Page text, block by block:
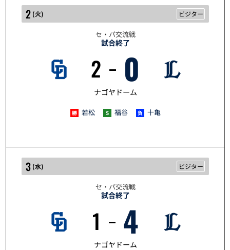
6/2
2 (火) ビジター
セ・パ交流戦
試合終了
2 0
ナゴヤドーム
若松 福谷 十亀
6/3
3 (水) ビジター
セ・パ交流戦
試合終了
1 4
ナゴヤドーム